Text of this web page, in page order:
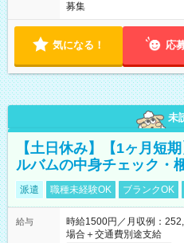
募集
気になる！ 応
未
【土日休み】【1ヶ月短
ルバムの中身チェック・
派遣 職種未経験OK ブランクOK
給与
時給1500円／月収例：
場合＋交通費別途支給